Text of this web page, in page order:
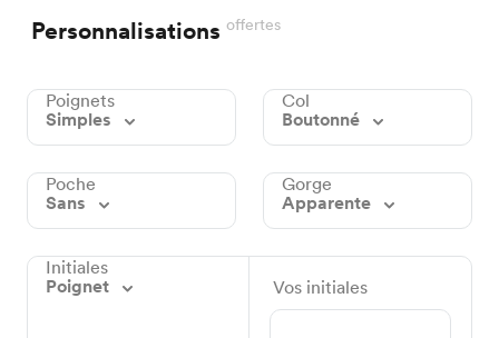
Personnalisations offertes
Poignets
Simples
Col
Boutonné
Poche
Sans
Gorge
Apparente
Initiales
Poignet
Vos initiales